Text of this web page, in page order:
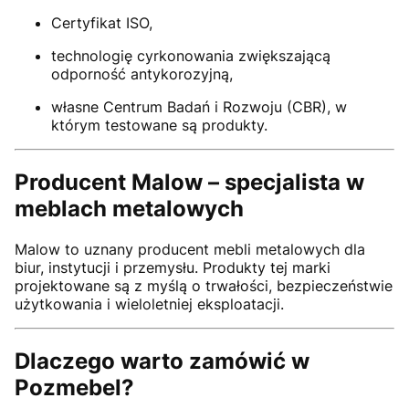
Certyfikat ISO,
technologię cyrkonowania zwiększającą
odporność antykorozyjną,
własne Centrum Badań i Rozwoju (CBR), w
którym testowane są produkty.
Producent Malow – specjalista w
meblach metalowych
Malow to uznany producent mebli metalowych dla
biur, instytucji i przemysłu. Produkty tej marki
projektowane są z myślą o trwałości, bezpieczeństwie
użytkowania i wieloletniej eksploatacji.
Dlaczego warto zamówić w
Pozmebel?